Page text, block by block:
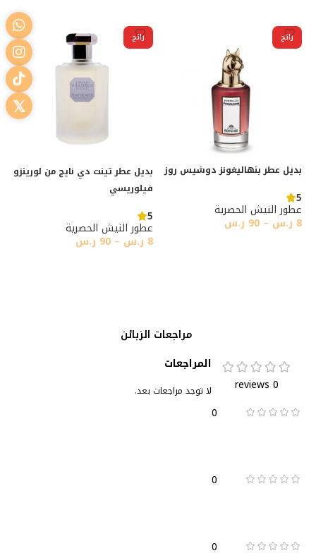
رائج
بديل عطر بنهاليغونز دوشيس روز
5
عطور النيش الحصرية
8 ر.س –
90 ر.س
رائج
بديل عطر تينت دي نايج من لورينزو
فيلوريسي
5
عطور النيش الحصرية
8 ر.س –
90 ر.س
مراجعات الزبائن
0 reviews
0
0
0
المراجعات
لا توجد مراجعات بعد.